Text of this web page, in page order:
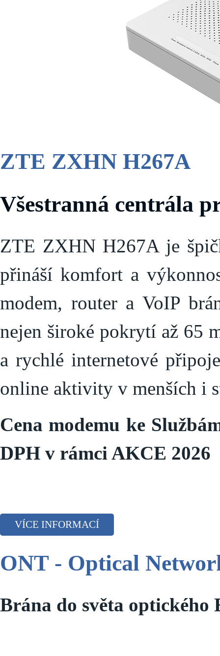
ZTE ZXHN H267A
Všestranná centrála
ZTE ZXHN H267A je
přináší komfort a
modem, router a VoIP
nejen široké pokrytí až 65
a rychlé internetové
online aktivity v menších i
Cena modemu ke
DPH v rámci AKCE 2026
VÍCE INFORMACÍ
ONT - Optical
Brána do světa